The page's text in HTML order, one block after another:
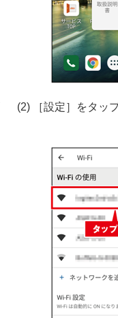
(2) ［設定］をタッ